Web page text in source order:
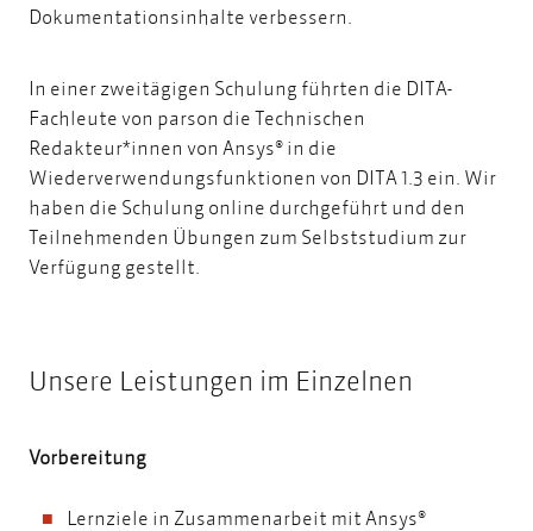
Dokumentationsinhalte verbessern.
In einer zweitägigen Schulung führten die DITA-
Fachleute von parson die Technischen
Redakteur*innen von Ansys® in die
Wiederverwendungsfunktionen von DITA 1.3 ein. Wir
haben die Schulung online durchgeführt und den
Teilnehmenden Übungen zum Selbststudium zur
Verfügung gestellt.
Unsere Leistungen im Einzelnen
Vorbereitung
Lernziele in Zusammenarbeit mit Ansys®